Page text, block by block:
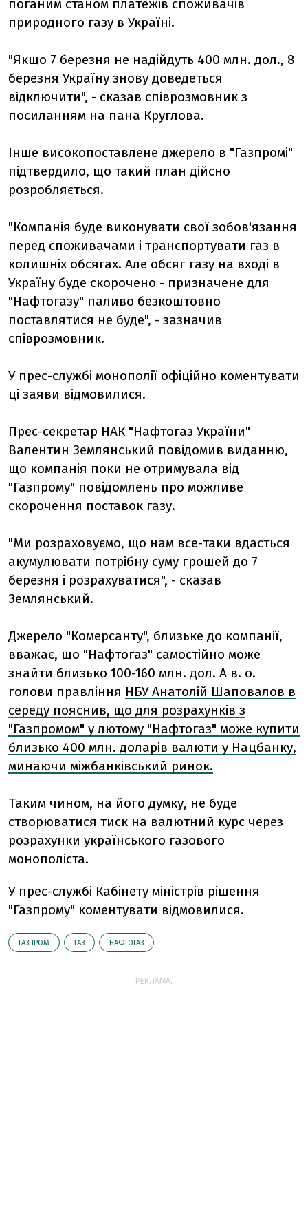
поганим станом платежів споживачів
природного газу в Україні.
"Якщо 7 березня не надійдуть 400 млн. дол., 8
березня Україну знову доведеться
відключити", - сказав співрозмовник з
посиланням на пана Круглова.
Інше високопоставлене джерело в "Газпромі"
підтвердило, що такий план дійсно
розробляється.
"Компанія буде виконувати свої зобов'язання
перед споживачами і транспортувати газ в
колишніх обсягах. Але обсяг газу на вході в
Україну буде скорочено - призначене для
"Нафтогазу" паливо безкоштовно
поставлятися не буде", - зазначив
співрозмовник.
У прес-службі монополії офіційно коментувати
ці заяви відмовилися.
Прес-секретар НАК "Нафтогаз України"
Валентин Землянський повідомив виданню,
що компанія поки не отримувала від
"Газпрому" повідомлень про можливе
скорочення поставок газу.
"Ми розраховуємо, що нам все-таки вдасться
акумулювати потрібну суму грошей до 7
березня і розрахуватися", - сказав
Землянський.
Джерело "Комерсанту", близьке до компанії,
вважає, що "Нафтогаз" самостійно може
знайти близько 100-160 млн. дол. А в. о.
голови правління НБУ Анатолій Шаповалов в
середу пояснив, що для розрахунків з
"Газпромом" у лютому "Нафтогаз" може купити
близько 400 млн. доларів валюти у Нацбанку,
минаючи міжбанківський ринок.
Таким чином, на його думку, не буде
створюватися тиск на валютний курс через
розрахунки українського газового
монополіста.
У прес-службі Кабінету міністрів рішення
"Газпрому" коментувати відмовилися.
ГАЗПРОМ ГАЗ НАФТОГАЗ
РЕКЛАМА: